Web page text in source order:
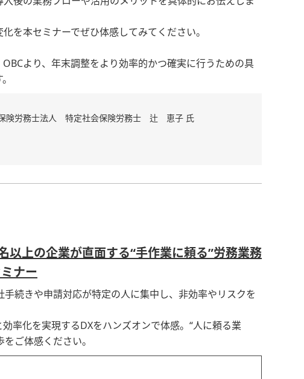
を本セミナーでぜひ体感してみてください。
より、年末調整をより効率的かつ確実に行うための具
保険労務士法人 特定社会保険労務士 辻 恵子 氏
以上の企業が直面する“手作業に頼る”労務業務
ナー
続きや申請対応が特定の人に集中し、非効率やリスクを
率化を実現するDXをハンズオンで体感。“人に頼る業
ご体感ください。